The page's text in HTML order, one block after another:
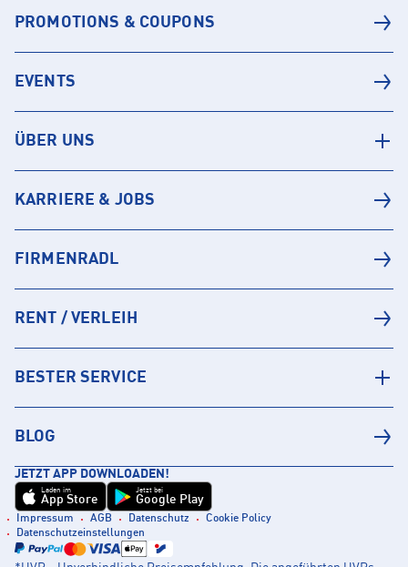
PROMOTIONS & COUPONS
EVENTS
ÜBER UNS
KARRIERE & JOBS
FIRMENRADL
RENT / VERLEIH
BESTER SERVICE
BLOG
JETZT APP DOWNLOADEN!
Laden im
App Store
Jetzt bei
Google Play
Impressum AGB Datenschutz
Cookie Policy
Datenschutzeinstellungen